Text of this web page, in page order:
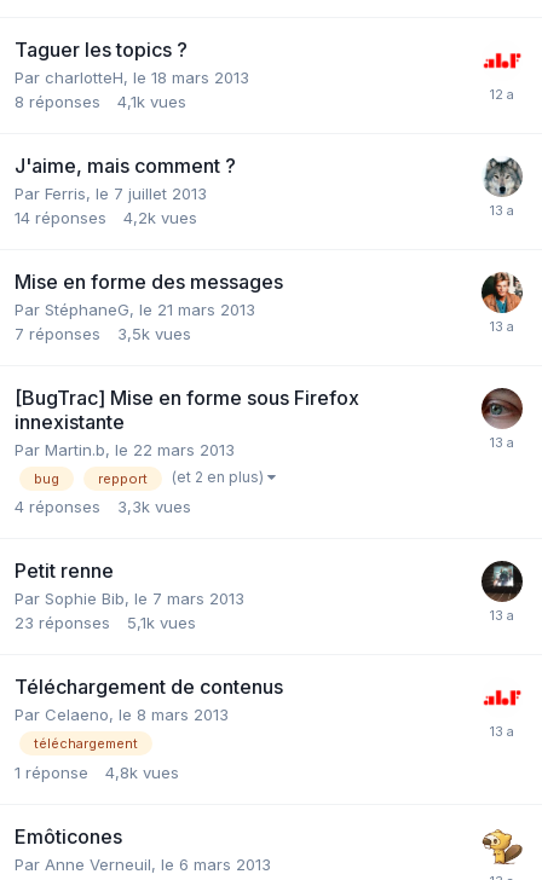
Taguer les topics ?
Par charlotteH, le 18 mars 2013
8 réponses 4,1k vues
J'aime, mais comment ?
Par Ferris, le 7 juillet 2013
14 réponses 4,2k vues
Mise en forme des messages
Par StéphaneG, le 21 mars 2013
7 réponses 3,5k vues
[BugTrac] Mise en forme sous Firefox
innexistante
Par Martin.b, le 22 mars 2013
bug repport (et 2 en plus)
4 réponses 3,3k vues
Petit renne
Par Sophie Bib, le 7 mars 2013
23 réponses 5,1k vues
Téléchargement de contenus
Par Celaeno, le 8 mars 2013
téléchargement
1 réponse 4,8k vues
Emôticones
Par Anne Verneuil, le 6 mars 2013